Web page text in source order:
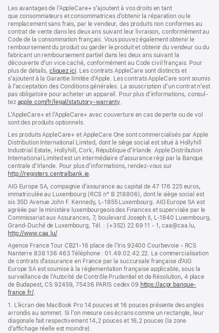
Les avan­tages de l’AppleCare+ s’ajoutent à vos droits en tant
que consommateurs et consommatrices d’obtenir la réparation ou le
rempla­cement sans frais, par le vendeur, des pro­duits non conformes au
contrat de vente dans les deux ans suivant leur livraison, conformément au
Code de la consom­mation français. Vous pouvez égale­ment obtenir le
rembour­sement du produit ou garder le produit et obtenir du vendeur ou du
fabricant un rembour­sement partiel dans les deux ans suivant la
découverte d’un vice caché, conformément au Code civil français. Pour
plus de détails, cliquez ici(s’ouvre
dans
une
nouvelle
fenêtre)
. Les contrats AppleCare sont distincts et
s’ajoutent à la Garantie limitée d’Apple. Les contrats AppleCare sont soumis
à l’acceptation des Conditions générales. La souscription d’un contrat n’est
pas obligatoire pour acheter un appa­reil. Pour plus d’infor­mations, consul­
tez apple.com/fr/legal/statutory-warranty(s’ouvre
une
fenêtre)
.
L’AppleCare+ et l’AppleCare+ avec couver­ture en cas de perte ou de vol
sont des pro­duits optionnels.
Les produits AppleCare+ et AppleCare One sont commercialisés par Apple
Distribution International Limited, dont le siège social est situé à Hollyhill
Industrial Estate, Hollyhill, Cork, République d’Irlande. Apple Distribution
International Limited est un intermédiaire d’assurance régi par la Banque
centrale d’Irlande. Pour plus d’informations, rendez-vous sur
http://registers.centralbank.ie(s’ouvre
une
nouvelle
fenêtre)
.
AIG Europe SA, compagnie d’assurance au capital de 47 176 225 euros,
immatriculée au Luxembourg (RCS n° B 218806), dont le siège social est
sis 35D Avenue John F. Kennedy, L-1855 Luxembourg. AIG Europe SA est
agréée par le ministère luxembourgeois des Finances et supervisée par le
Commissariat aux Assurances, 7, boulevard Joseph II, L-1840 Luxembourg,
Grand-Duché de Luxembourg, Tél. : (+352) 22 69 11 - 1, caa@caa.lu,
http://www.caa.lu/(s’ouvre
une
nouvelle
fenêtre)
.
Agence France Tour CB21-16 place de l’Iris 92400 Courbevoie - RCS
Nanterre 838 136 463 Téléphone : 01.49.02.42.22. La commercialisation
de contrats d’assurance en France par la succursale française d’AIG
Europe SA est soumise à la réglementation française applicable, sous la
surveillance de l’Autorité de Contrôle Prudentiel et de Résolution, 4 place
de Budapest, CS 92459, 75436 PARIS cedex 09 https://acpr.banque-
france.fr/(s’ouvre
une
nouvelle
fenêtre)
.
1. L’écran des MacBook Pro 14 pouces et 16 pouces présente des angles
arrondis au sommet. Si l’on mesure ces écrans comme un rectangle, leur
diagonale fait respectivement 14,2 pouces et 16,2 pouces (la zone
d’affichage réelle est moindre).